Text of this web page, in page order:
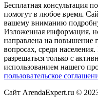
Бесплатная консультация
помогут в любое время.
вашему вниманию
Изложенная информация,
направлена на повышение
вопросах, среди
разрешаться только с
использованием нашего
пользовательское
Сайт ArendaExpert.ru ©